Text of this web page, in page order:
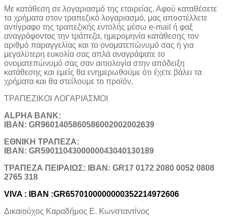
Με κατάθεση σε λογαριασμό της εταιρείας. Αφού καταθέσετε
τα χρήματα στον τραπεζικό λογαριασμό, μας αποστέλλετε
αντίγραφο της τραπεζικής εντολής μέσω e-mail ή φαξ
αναγράφοντας την τράπεζα, ημερομηνία κατάθεσης τον
αριθμό παραγγελίας και το ονοματεπώνυμό σας ή για
μεγαλύτερη ευκολία σας απλά αναγράψατε το
ονοματεπώνυμό σας σαν αιτιολογία στην απόδειξη
κατάθεσης και εμείς θα ενημερωθούμε ότι έχετε βάλει τα
χρήματα και θα στείλουμε το προϊόν.
ΤΡΑΠΕΖΙΚOI ΛΟΓΑΡΙΑΣΜΟΙ
ALPHA BANK:
IBAN: GR9601405860586002002002639
ΕΘΝΙΚΗ ΤΡΑΠΕΖΑ:
IBAN: GR5901104300000043040130189
TΡΑΠΕΖΑ ΠΕΙΡΑΙΩΣ: IBAN: GR17 0172 2080 0052 0808
2765 318
VIVA : IBAN :GR6570100000000352214972606
Δικαιούχος Καραδήμος Ε. Κωνσταντίνος